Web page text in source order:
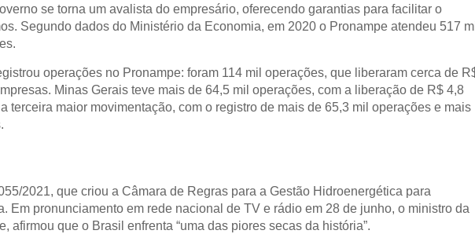
se torna um avalista do empresário, oferecendo garantias para facilitar o
Segundo dados do Ministério da Economia, em 2020 o Pronampe atendeu 517
operações no Pronampe: foram 114 mil operações, que liberaram cerca de
Minas Gerais teve mais de 64,5 mil operações, com a liberação de R$ 4,8
terceira maior movimentação, com o registro de mais de 65,3 mil operações e mais
2021, que criou a Câmara de Regras para a Gestão Hidroenergética para
Em pronunciamento em rede nacional de TV e rádio em 28 de junho, o ministro da
afirmou que o Brasil enfrenta “uma das piores secas da história”.